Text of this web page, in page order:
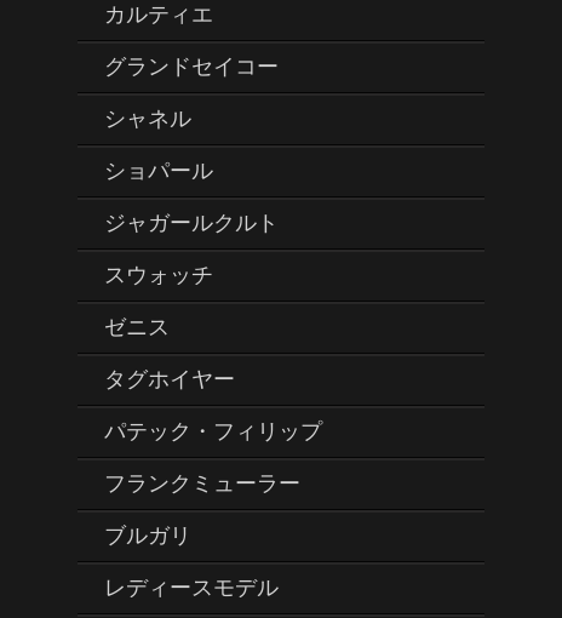
カルティエ
グランドセイコー
シャネル
ショパール
ジャガールクルト
スウォッチ
ゼニス
タグホイヤー
パテック・フィリップ
フランクミューラー
ブルガリ
レディースモデル